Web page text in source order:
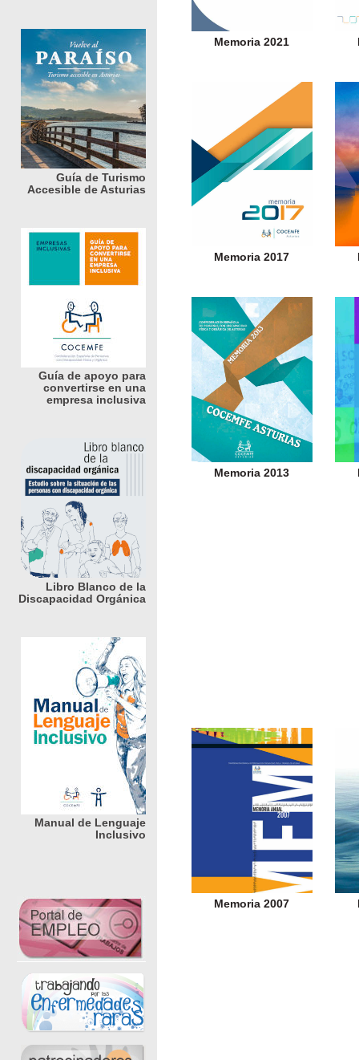
Guía de Turismo
Accesible de Asturias
Guía de apoyo para
convertirse en una
empresa inclusiva
Libro Blanco de la
Discapacidad Orgánica
Manual de Lenguaje
Inclusivo
Memoria 2021
Memoria 2017
Memoria 2013
Memoria 2007